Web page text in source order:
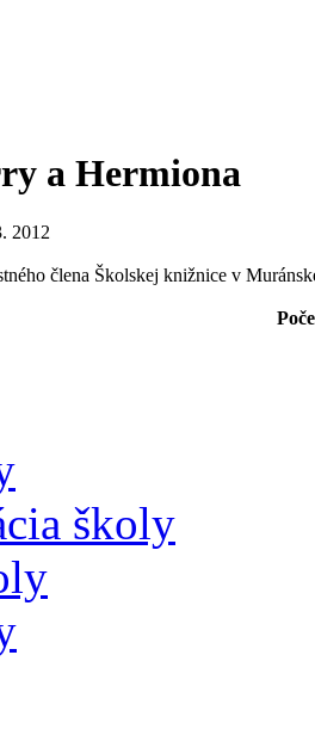
a Hermiona
2012
člena Školskej knižnice v
školy